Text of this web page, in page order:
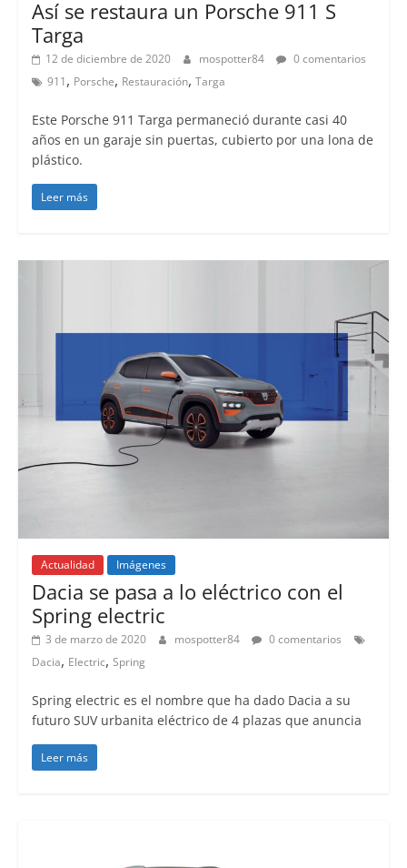
Así se restaura un Porsche 911 S
Targa
12 de diciembre de 2020 mospotter84
0 comentarios
911, Porsche, Restauración, Targa
Este Porsche 911 Targa permaneció durante casi 40
años en un garaje sin puertas, cubierto por una lona de
plástico.
Leer más
Actualidad Imágenes
Dacia se pasa a lo eléctrico con el
Spring electric
3 de marzo de 2020 mospotter84
0 comentarios
Dacia, Electric, Spring
Spring electric es el nombre que ha dado Dacia a su
futuro SUV urbanita eléctrico de 4 plazas que anuncia
Leer más